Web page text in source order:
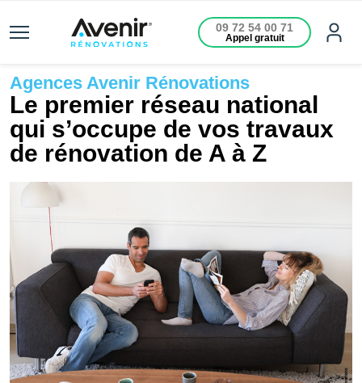
09 72 54 00 71
Appel gratuit
Agences Avenir Rénovations
Le premier réseau national
qui s’occupe de vos travaux
de rénovation de A à Z